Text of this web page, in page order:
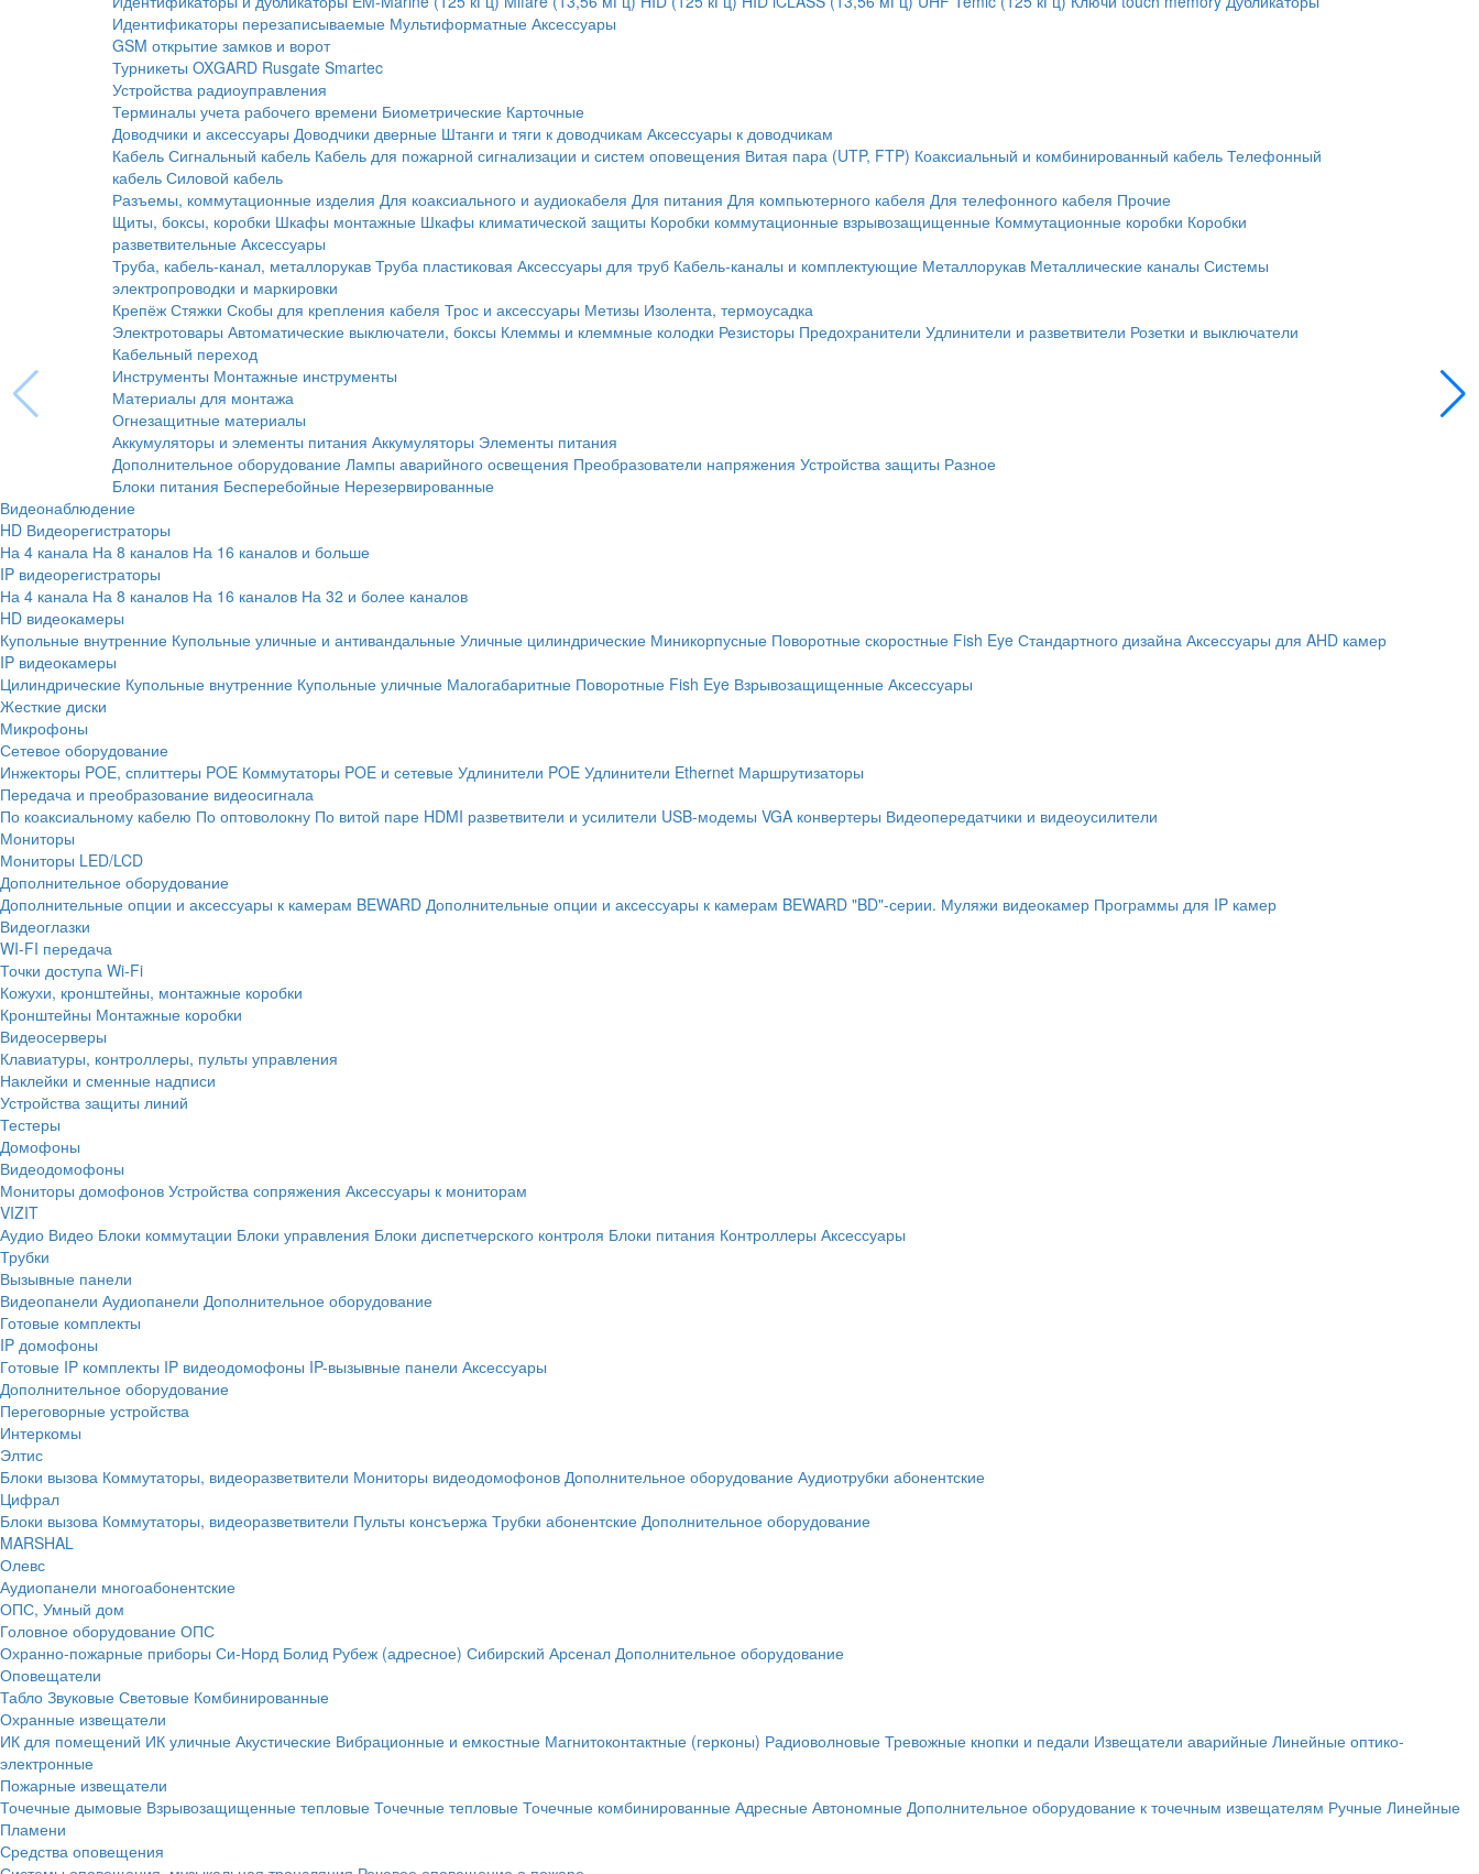
Идентификаторы перезаписываемые Мультиформатные Аксессуары
GSM открытие замков и ворот
Турникеты OXGARD Rusgate Smartec
Устройства радиоуправления
Терминалы учета рабочего времени Биометрические Карточные
Доводчики и аксессуары Доводчики дверные Штанги и тяги к доводчикам Аксессуары к доводчикам
Кабель Сигнальный кабель Кабель для пожарной сигнализации и систем оповещения Витая пара (UTP, FTP) Коаксиальный и комбинированный кабель Телефонный
кабель Силовой кабель
Разъемы, коммутационные изделия Для коаксиального и аудиокабеля Для питания Для компьютерного кабеля Для телефонного кабеля Прочие
Щиты, боксы, коробки Шкафы монтажные Шкафы климатической защиты Коробки коммутационные взрывозащищенные Коммутационные коробки Коробки
разветвительные Аксессуары
Труба, кабель-канал, металлорукав Труба пластиковая Аксессуары для труб Кабель-каналы и комплектующие Металлорукав Металлические каналы Системы
электропроводки и маркировки
Крепёж Стяжки Скобы для крепления кабеля Трос и аксессуары Метизы Изолента, термоусадка
Электротовары Автоматические выключатели, боксы Клеммы и клеммные колодки Резисторы Предохранители Удлинители и разветвители Розетки и выключатели
Кабельный переход
Инструменты Монтажные инструменты
Материалы для монтажа
Огнезащитные материалы
Аккумуляторы и элементы питания Аккумуляторы Элементы питания
Дополнительное оборудование Лампы аварийного освещения Преобразователи напряжения Устройства защиты Разное
Блоки питания Бесперебойные Нерезервированные
Видеонаблюдение
HD Видеорегистраторы
На 4 канала На 8 каналов На 16 каналов и больше
IP видеорегистраторы
На 4 канала На 8 каналов На 16 каналов На 32 и более каналов
HD видеокамеры
Купольные внутренние Купольные уличные и антивандальные Уличные цилиндрические Миникорпусные Поворотные скоростные Fish Eye Стандартного дизайна Аксессуары для AHD камер
IP видеокамеры
Цилиндрические Купольные внутренние Купольные уличные Малогабаритные Поворотные Fish Eye Взрывозащищенные Аксессуары
Жесткие диски
Микрофоны
Сетевое оборудование
Инжекторы POE, сплиттеры POE Коммутаторы POE и сетевые Удлинители POE Удлинители Ethernet Маршрутизаторы
Передача и преобразование видеосигнала
По коаксиальному кабелю По оптоволокну По витой паре HDMI разветвители и усилители USB-модемы VGA конвертеры Видеопередатчики и видеоусилители
Мониторы
Мониторы LED/LCD
Дополнительное оборудование
Дополнительные опции и аксессуары к камерам BEWARD Дополнительные опции и аксессуары к камерам BEWARD "BD"-серии. Муляжи видеокамер Программы для IP камер
Видеоглазки
WI-FI передача
Точки доступа Wi-Fi
Кожухи, кронштейны, монтажные коробки
Кронштейны Монтажные коробки
Видеосерверы
Клавиатуры, контроллеры, пульты управления
Наклейки и сменные надписи
Устройства защиты линий
Тестеры
Домофоны
Видеодомофоны
Мониторы домофонов Устройства сопряжения Аксессуары к мониторам
VIZIT
Аудио Видео Блоки коммутации Блоки управления Блоки диспетчерского контроля Блоки питания Контроллеры Аксессуары
Трубки
Вызывные панели
Видеопанели Аудиопанели Дополнительное оборудование
Готовые комплекты
IP домофоны
Готовые IP комплекты IP видеодомофоны IP-вызывные панели Аксессуары
Дополнительное оборудование
Переговорные устройства
Интеркомы
Элтис
Блоки вызова Коммутаторы, видеоразветвители Мониторы видеодомофонов Дополнительное оборудование Аудиотрубки абонентские
Цифрал
Блоки вызова Коммутаторы, видеоразветвители Пульты консъержа Трубки абонентские Дополнительное оборудование
MARSHAL
Олевс
Аудиопанели многоабонентские
ОПС, Умный дом
Головное оборудование ОПС
Охранно-пожарные приборы Си-Норд Болид Рубеж (адресное) Сибирский Арсенал Дополнительное оборудование
Оповещатели
Табло Звуковые Световые Комбинированные
Охранные извещатели
ИК для помещений ИК уличные Акустические Вибрационные и емкостные Магнитоконтактные (герконы) Радиоволновые Тревожные кнопки и педали Извещатели аварийные Линейные оптико-
электронные
Пожарные извещатели
Точечные дымовые Взрывозащищенные тепловые Точечные тепловые Точечные комбинированные Адресные Автономные Дополнительное оборудование к точечным извещателям Ручные Линейные
Пламени
Средства оповещения